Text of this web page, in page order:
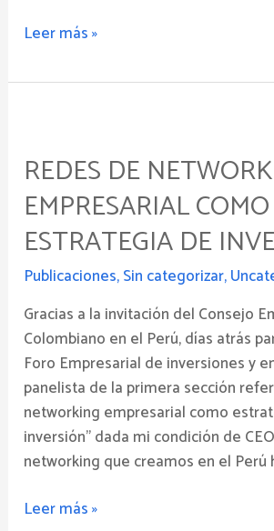
Leer más »
REDES DE
EMPRESARIAL COMO
ESTRATEGIA DE
Publicaciones,Sin categorizar,
Gracias a la invitación del Consejo
Colombiano en el Perú, días atrás
Foro Empresarial de inversiones y
panelista de la primera sección
networking empresarial como
inversión” dada mi condición de
networking que creamos en el Perú
networking
empresarial
como
estrategia
de
inversión
Leer más »